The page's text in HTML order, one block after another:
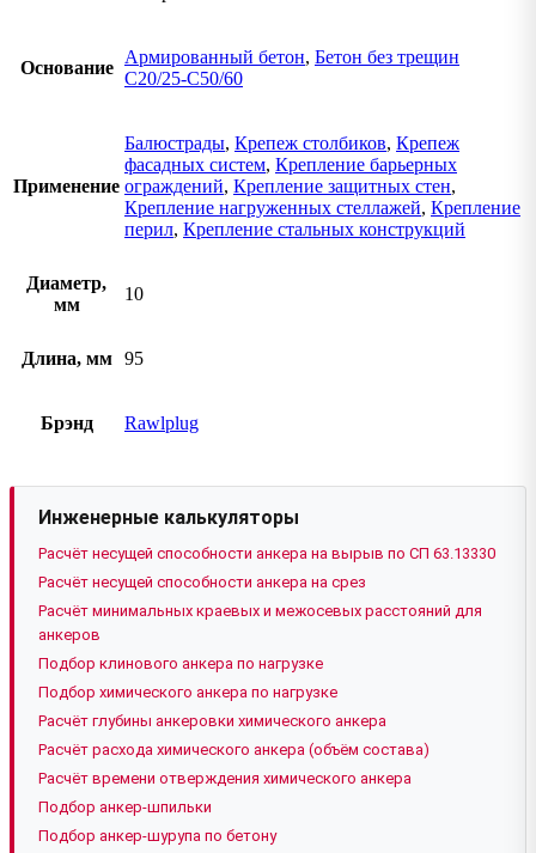
Основание
Армированный бетон, Бетон без трещин
C20/25-C50/60
Применение
Балюстрады, Крепеж столбиков, Крепеж
фасадных систем, Крепление барьерных
ограждений, Крепление защитных стен,
Крепление нагруженных стеллажей, Крепление
перил, Крепление стальных конструкций
Диаметр,
мм
10
Длина, мм 95
Брэнд Rawlplug
Инженерные калькуляторы
Расчёт несущей способности анкера на вырыв по СП 63.13330
Расчёт несущей способности анкера на срез
Расчёт минимальных краевых и межосевых расстояний для
анкеров
Подбор клинового анкера по нагрузке
Подбор химического анкера по нагрузке
Расчёт глубины анкеровки химического анкера
Расчёт расхода химического анкера (объём состава)
Расчёт времени отверждения химического анкера
Подбор анкер-шпильки
Подбор анкер-шурупа по бетону